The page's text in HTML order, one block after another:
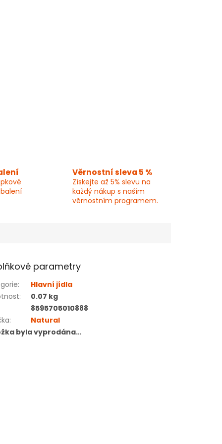
Věrnostní sleva 5 %
Získejte až 5% slevu na
každý nákup s naším
věrnostním programem.
parametry
:
Hlavní jídla
:
0.07 kg
8595705010888
:
Natural
byla vyprodána…